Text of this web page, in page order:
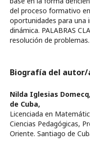
del proceso formativo
oportunidades para una
dinámica. PALABRAS
resolución de problemas.
Biografía del autor/
Nilda Iglesias Domecq,
de Cuba,
Licenciada en
Ciencias Pedagógicas,
Oriente. Santiago de